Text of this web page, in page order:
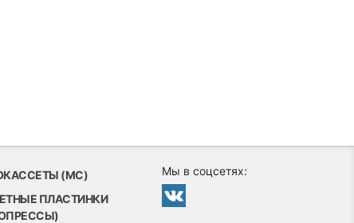
(MC)
ПЛАСТИНКИ
Мы в соцсетях: